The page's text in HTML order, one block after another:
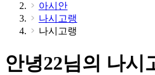
아시안
나시고랭
나시고랭
안녕22님의 나시